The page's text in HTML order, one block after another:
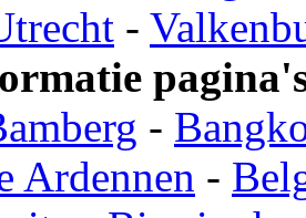
-
-
Ardennen -